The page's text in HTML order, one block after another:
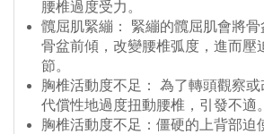
腰椎過度受力。
髖屈肌緊繃： 緊繃的髖屈肌會將
骨盆前傾，改變腰椎弧度，進而壓
節。
胸椎活動度不足： 為了轉頭觀察
代償性地過度扭動腰椎，引發不適。
胸椎活動度不足：僵硬的上背部迫